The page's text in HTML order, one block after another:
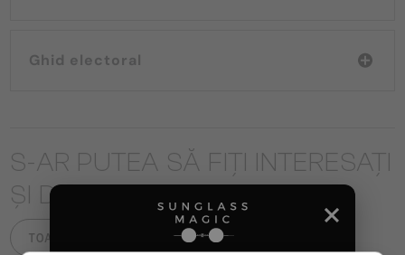
Ghid electoral
S-AR PUTEA SĂ FIȚI INTERESAȚI
ȘI DE
TOATE PRODUSELE